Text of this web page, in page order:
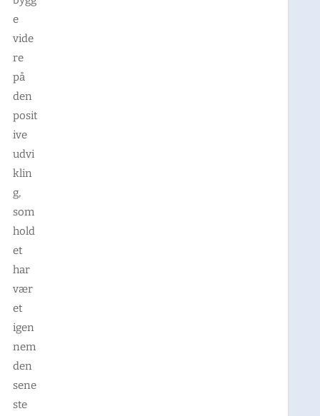
e
vide
re
på
den
posit
ive
udvi
klin
g,
som
hold
et
har
vær
et
igen
nem
den
sene
ste